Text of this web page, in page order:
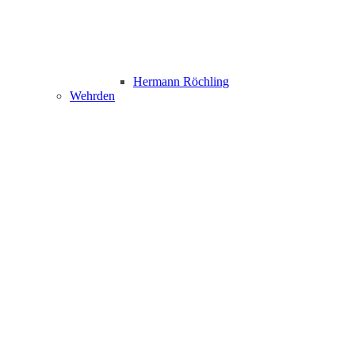
Hermann Röchling
Wehrden